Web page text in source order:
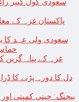
سعودی گول کیپر
پاکستان غزہ کے
سعودی ولی عہد کا
دل کا دورہ پڑنے کا
بیجنگ: چینی کمپنی